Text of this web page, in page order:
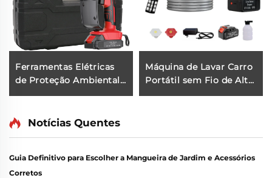
Ferramentas Elétricas
de Proteção Ambiental
por Atacado - Mini Serra
para Trabalhos no
Máquina de Lavar Carro
Portátil sem Fio de Alta
Pressão Automática e
Notícias Quentes
Guia Definitivo para Escolher a Mangueira de Jardim e Acessórios
Corretos